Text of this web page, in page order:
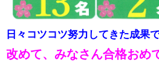
日々コツコツ努力してきた成果
改めて、みなさん合格おめ